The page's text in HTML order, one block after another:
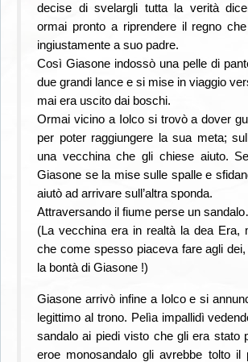
decise di svelargli tutta la verità
ormai pronto a riprendere il regno
ingiustamente a suo padre.
Così Giasone indossò una pelle di
due grandi lance e si mise in viaggio
mai era uscito dai boschi.
Ormai vicino a Iolco si trovò a dover
per poter raggiungere la sua meta;
una vecchina che gli chiese aiuto.
Giasone se la mise sulle spalle e
aiutò ad arrivare sull’altra sponda.
Attraversando il fiume perse un
(La vecchina era in realtà la dea Era,
che come spesso piaceva fare agli
la bontà di Giasone !)
Giasone arrivò infine a Iolco e si
legittimo al trono. Pelìa impallidì
sandalo ai piedi visto che gli era stato
eroe monosandalo gli avrebbe tolto il